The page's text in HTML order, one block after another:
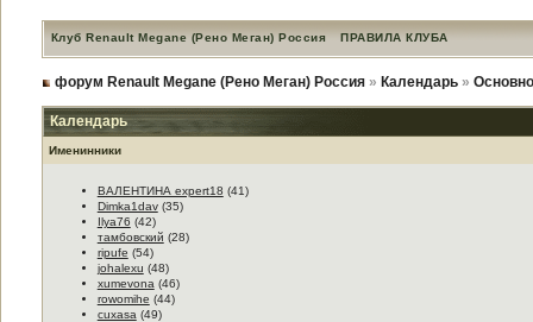
Клуб Renault Megane (Рено Меган) Россия ПРАВИЛА КЛУБА
форум Renault Megane (Рено Меган) Россия» Календарь»
Календарь
Именинники
ВАЛЕНТИНА expert18 (41)
Dimka1dav(35)
Ilya76 (42)
тамбовский (28)
ripufe (54)
johalexu (48)
xumevona (46)
rowomihe (44)
cuxasa (49)